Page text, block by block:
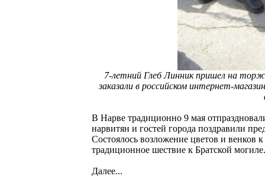
7-летний Глеб Линник пришел на
заказали в российском интернет-
В Нарве традиционно 9 мая
нарвитян и гостей города поздравили
Состоялось возложение цветов и
традиционное шествие к Братской могиле.
Далее...